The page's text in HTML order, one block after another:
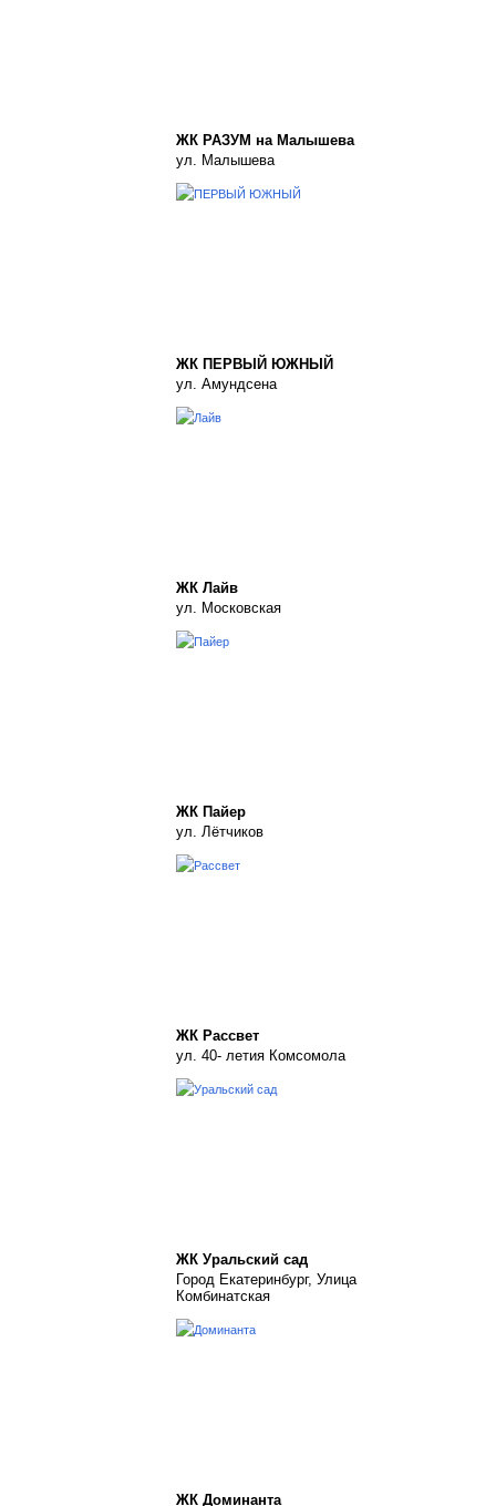
ЖК РАЗУМ на Малышева
ул. Малышева
ЖК ПЕРВЫЙ ЮЖНЫЙ
ул. Амундсена
ЖК Лайв
ул. Московская
ЖК Пайер
ул. Лётчиков
ЖК Рассвет
ул. 40- летия Комсомола
ЖК Уральский сад
Город Екатеринбург, Улица
Комбинатская
ЖК Доминанта